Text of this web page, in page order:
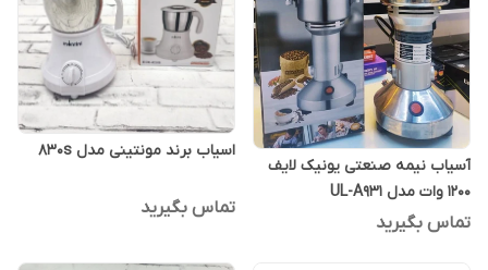
آسیاب نیمه صنعتی یونیک لایف
1200 وات مدل UL-A931
تماس بگیرید
اسیاب برند مونتینی مدل 830s
تماس بگیرید